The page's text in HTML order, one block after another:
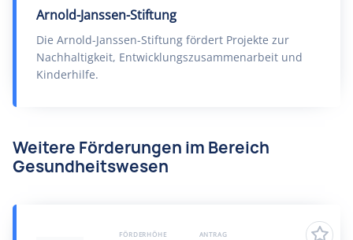
Arnold-Janssen-Stiftung
Die Arnold-Janssen-Stiftung fördert Projekte zur
Nachhaltigkeit, Entwicklungszusammenarbeit und
Kinderhilfe.
Weitere Förderungen im Bereich
Gesundheitswesen
FÖRDERHÖHE ANTRAG